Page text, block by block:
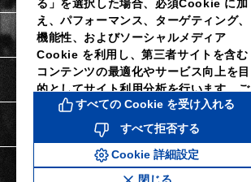
個人情報保護に関するご通知
Cookieポリシー
Cookie詳細設定
特定商取引法に関する表示
る」を選択した場合、必須Cookie に加
え、パフォーマンス、ターゲティング、
機能性、およびソーシャルメディア
Cookie を利用し、第三者サイトを含む
コンテンツの最適化やサービス向上を目
的としてサイト利用分析を行います。ご
利用者様は当社のCookie 設定ツールに
よりいつでも同意を撤回し、Cookie 設
定を変更することができます。同意を拒
否し、パフォーマンス、ターゲティン
グ、機能性およびソーシャルメディア
すべての Cookie を受け入れる
すべて拒否する
Cookie 詳細設定